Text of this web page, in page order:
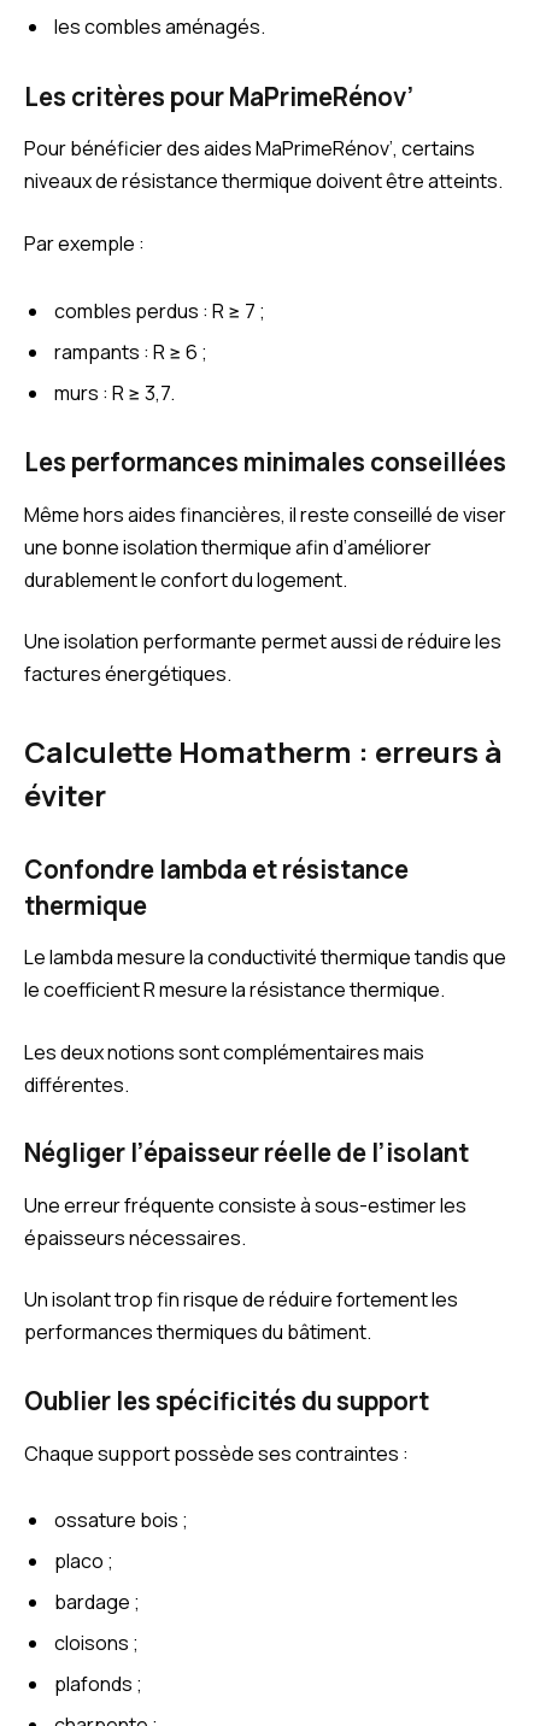
les combles aménagés.
Les critères pour MaPrimeRénov’
Pour bénéficier des aides MaPrimeRénov’, certains
niveaux de résistance thermique doivent être atteints.
Par exemple :
combles perdus : R ≥ 7 ;
rampants : R ≥ 6 ;
murs : R ≥ 3,7.
Les performances minimales conseillées
Même hors aides financières, il reste conseillé de viser
une bonne isolation thermique afin d’améliorer
durablement le confort du logement.
Une isolation performante permet aussi de réduire les
factures énergétiques.
Calculette Homatherm : erreurs à
éviter
Confondre lambda et résistance
thermique
Le lambda mesure la conductivité thermique tandis que
le coefficient R mesure la résistance thermique.
Les deux notions sont complémentaires mais
différentes.
Négliger l’épaisseur réelle de l’isolant
Une erreur fréquente consiste à sous-estimer les
épaisseurs nécessaires.
Un isolant trop fin risque de réduire fortement les
performances thermiques du bâtiment.
Oublier les spécificités du support
Chaque support possède ses contraintes :
ossature bois ;
placo ;
bardage ;
cloisons ;
plafonds ;